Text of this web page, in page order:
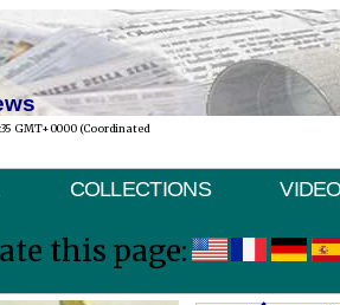
GMT+0000 (Coordinated
COLLECTIONS
this page: